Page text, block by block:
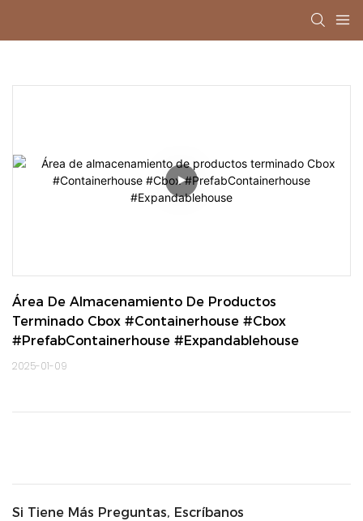
Área De Almacenamiento De Productos
Terminado Cbox #Containerhouse #Cbox
#PrefabContainerhouse #Expandablehouse
2025-01-09
Si Tiene Más Preguntas, Escríbanos